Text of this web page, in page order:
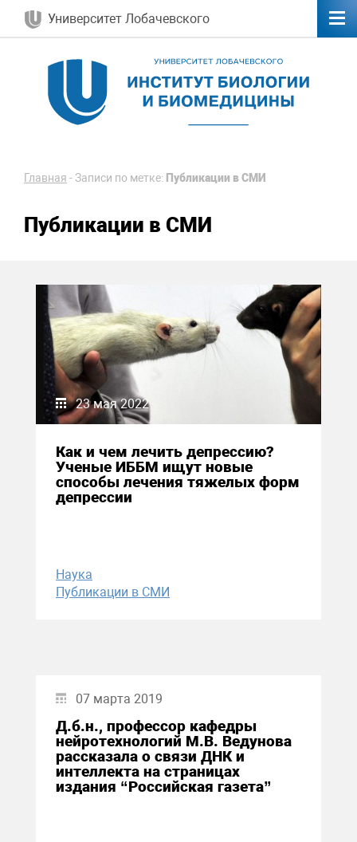
Университет Лобачевского
Главная -Записи по метке: Публикации в СМИ
Публикации в СМИ
23 мая 2022
Как и чем лечить депрессию?
Ученые ИББМ ищут новые
способы лечения тяжелых форм
депрессии
Наука
Публикации в СМИ
07 марта 2019
Д.б.н., профессор кафедры
нейротехнологий М.В. Ведунова
рассказала о связи ДНК и
интеллекта на страницах
издания “Российская газета”